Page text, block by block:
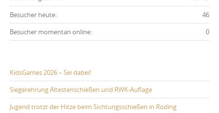
46
Besucher heute:
0
Besucher momentan online:
KidsGames 2026 – Sei dabei!
Siegerehrung Ältestenschießen und RWK-Auflage
Jugend trotzt der Hitze beim Sichtungsschießen in Roding